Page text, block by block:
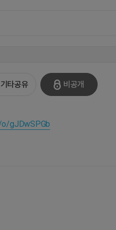
기타공유 비공개
gJDwSPGb